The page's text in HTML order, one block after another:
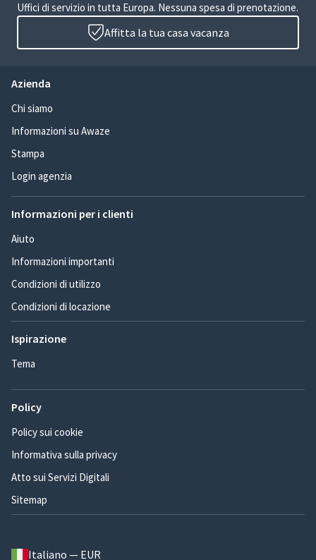
Uffici di servizio in tutta Europa. Nessuna spesa di prenotazione.
Affitta la tua casa vacanza
Azienda
Chi siamo
Informazioni su Awaze
Stampa
Login agenzia
Informazioni per i clienti
Aiuto
Informazioni importanti
Condizioni di utilizzo
Condizioni di locazione
Ispirazione
Tema
Policy
Policy sui cookie
Informativa sulla privacy
Atto sui Servizi Digitali
Sitemap
Italiano — EUR